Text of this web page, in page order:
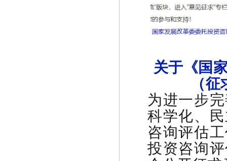
关于《国
（
为进一步
科学化、
咨询评估
投资咨询